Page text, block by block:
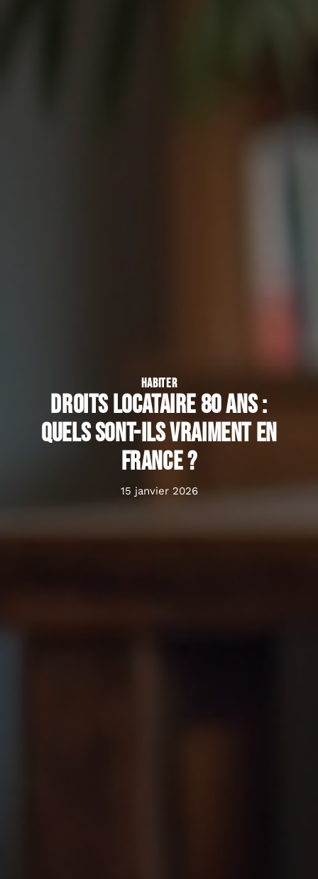
HABITER
Droits locataire 80 ans :
quels sont-ils vraiment en
France ?
15 janvier 2026